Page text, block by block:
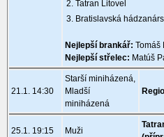
2. Tatran Litovel
3. Bratislavská
Nejlepší brankář: Tomáš
Nejlepší střelec: Matúš
21.1. 14:30
Starší miniházená,
Mladší
miniházená
25.1. 19:15 Muži